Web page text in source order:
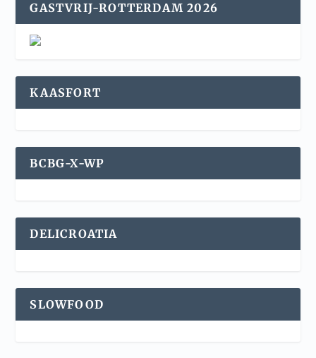
GASTVRIJ-ROTTERDAM 2026
KAASFORT
BCBG-X-WP
DELICROATIA
SLOWFOOD